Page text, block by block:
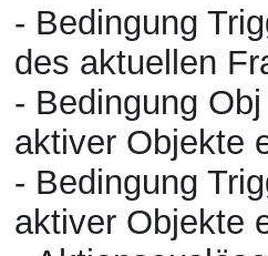
- Bedingung
des aktuellen
- Bedingung
aktiver Objekte
- Bedingung
aktiver Objekte